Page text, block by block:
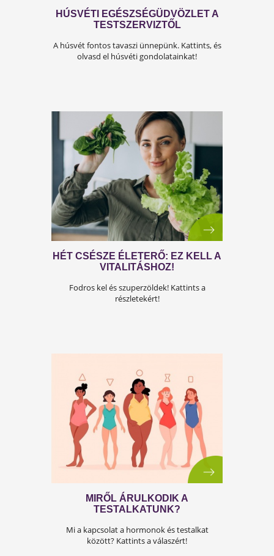
Hatékony egészségmegoldások 40 felett!
Ismerd meg javaslatainkat!
ÍGY KÍNÁLJA MAGÁT AZ
EGÉSZSÉG